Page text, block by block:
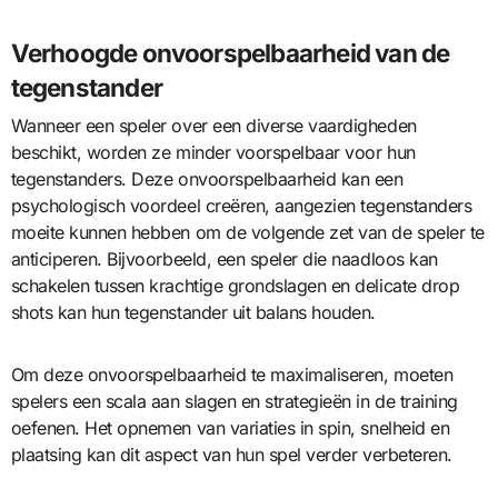
Verhoogde onvoorspelbaarheid van de
tegenstander
Wanneer een speler over een diverse vaardigheden
beschikt, worden ze minder voorspelbaar voor hun
tegenstanders. Deze onvoorspelbaarheid kan een
psychologisch voordeel creëren, aangezien tegenstanders
moeite kunnen hebben om de volgende zet van de speler te
anticiperen. Bijvoorbeeld, een speler die naadloos kan
schakelen tussen krachtige grondslagen en delicate drop
shots kan hun tegenstander uit balans houden.
Om deze onvoorspelbaarheid te maximaliseren, moeten
spelers een scala aan slagen en strategieën in de training
oefenen. Het opnemen van variaties in spin, snelheid en
plaatsing kan dit aspect van hun spel verder verbeteren.